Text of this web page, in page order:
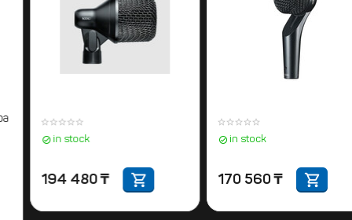
BEHRINGER C-2 Стереопара
конденсаторных
микрофонов
31 975
in stock
194 480₸